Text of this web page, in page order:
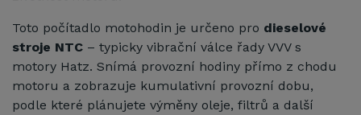
Toto počítadlo motohodin je určeno pro dieselové
stroje NTC – typicky vibrační válce řady VVV s
motory Hatz. Snímá provozní hodiny přímo z chodu
motoru a zobrazuje kumulativní provozní dobu,
podle které plánujete výměny oleje, filtrů a další